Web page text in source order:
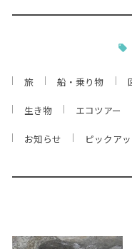
旅 船・乗り物
生き物 エコツアー
お知らせ ピックア